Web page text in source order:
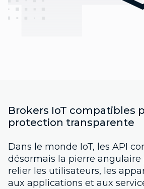
Brokers IoT compatibles
protection transparente
Dans le monde IoT, les API
désormais la pierre
relier les utilisateurs, les
aux applications et aux